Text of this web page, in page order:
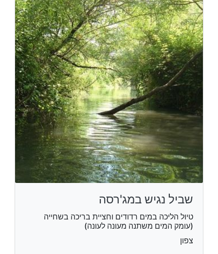
שביל נגיש במג'רסה
טיול הליכה במים רדודים וחציית בריכה בשחייה
(עומק המים משתנה מעונה לעונה)
צפון